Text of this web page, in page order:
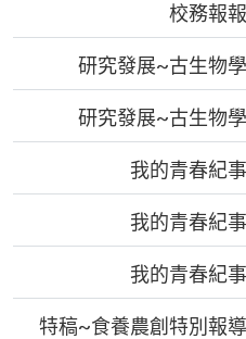
校務報報
研究發展~古生物學
研究發展~古生物學
我的青春紀事
我的青春紀事
我的青春紀事
特稿~食養農創特別報導